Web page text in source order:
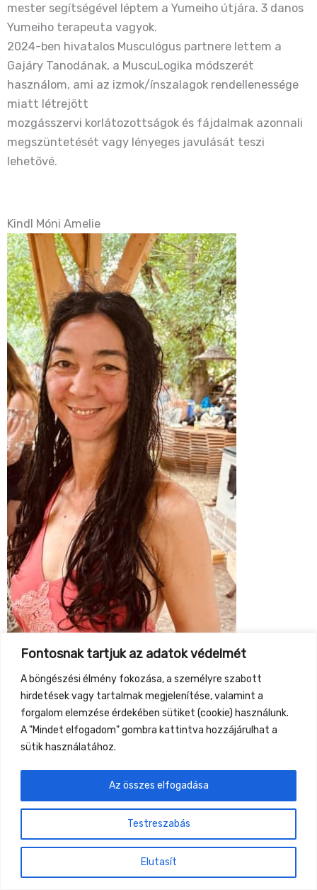
Fontosnak tartjuk az adatok védelmét
A böngészési élmény fokozása, a személyre szabott
hirdetések vagy tartalmak megjelenítése, valamint a
forgalom elemzése érdekében sütiket (cookie) használunk.
A "Mindet elfogadom" gombra kattintva hozzájárulhat a
sütik használatához.
Testreszabás
Elutasít
Az összes elfogadása
mester segítségével léptem a Yumeiho útjára. 3 danos
Yumeiho terapeuta vagyok.
2024-ben hivatalos Musculógus partnere lettem a
Gajáry Tanodának, a MuscuLogika módszerét
használom, ami az izmok/ínszalagok rendellenessége
miatt létrejött
mozgásszervi korlátozottságok és fájdalmak azonnali
megszüntetését vagy lényeges javulását teszi
lehetővé.
Kindl Móni Amelie
Közel 10 éve foglalkozom Biodinamikus Craniosacralis
terápiával a Mentálhigiénés szakirányom mellett. Így
az életmód vezetési tanácsadáson és pszichés
támogatáson túl, olyan módszert választottam mely
És ebből a forrásból táplálkozik gyógyulásunk is!
Craniosacralis folyamat egy természetes öngyógyító
folyamat, melyet rendszeresen végez a test. Azonban
ezt az öngyógyító erőt sérülések és traumák